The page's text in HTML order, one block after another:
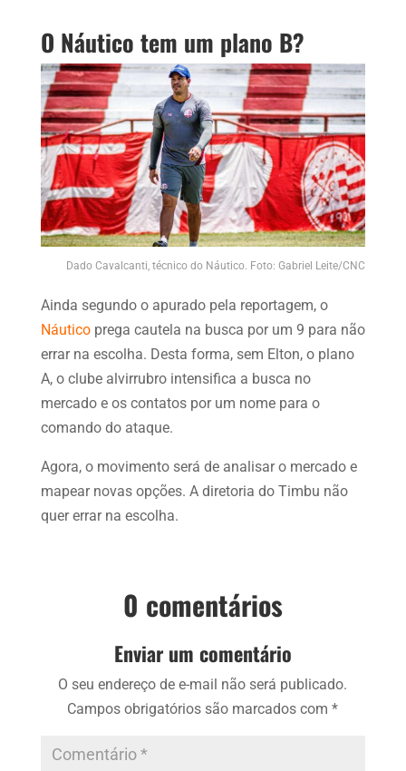
O Náutico tem um plano B?
Dado Cavalcanti, técnico do Náutico. Foto: Gabriel Leite/CNC
Ainda segundo o apurado pela reportagem, o
Náuticoprega cautela na busca por um 9 para não
errar na escolha. Desta forma, sem Elton, o plano
A, o clube alvirrubro intensifica a busca no
mercado e os contatos por um nome para o
comando do ataque.
Agora, o movimento será de analisar o mercado e
mapear novas opções. A diretoria do Timbu não
quer errar na escolha.
0 comentários
Enviar um comentário
O seu endereço de e-mail não será publicado.
Campos obrigatórios são marcados com*